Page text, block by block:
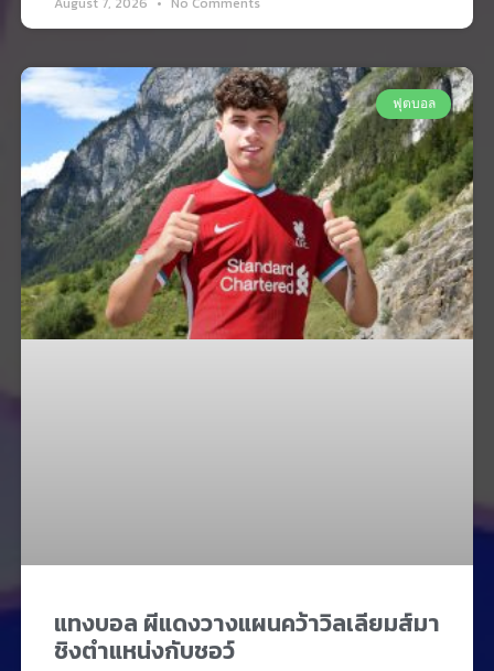
ฟุตบอล
แทงบอล ผีแดงวางแผนคว้าวิลเลียมส์มา
ชิงตำแหน่งกับชอว์